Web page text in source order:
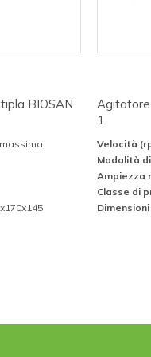
BIOSAN
Agitatore
1
Velocità
Modalità
Ampiezza
Classe di